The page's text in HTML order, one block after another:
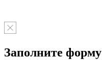
Заполните форму